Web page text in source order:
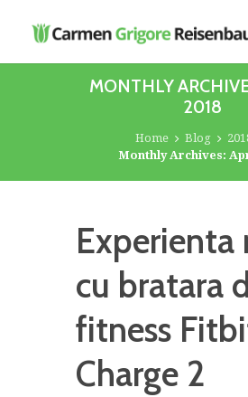
MONTHLY
2018
Home Blog
Monthly Archives:
Experienta
cu bratara
fitness
Charge 2